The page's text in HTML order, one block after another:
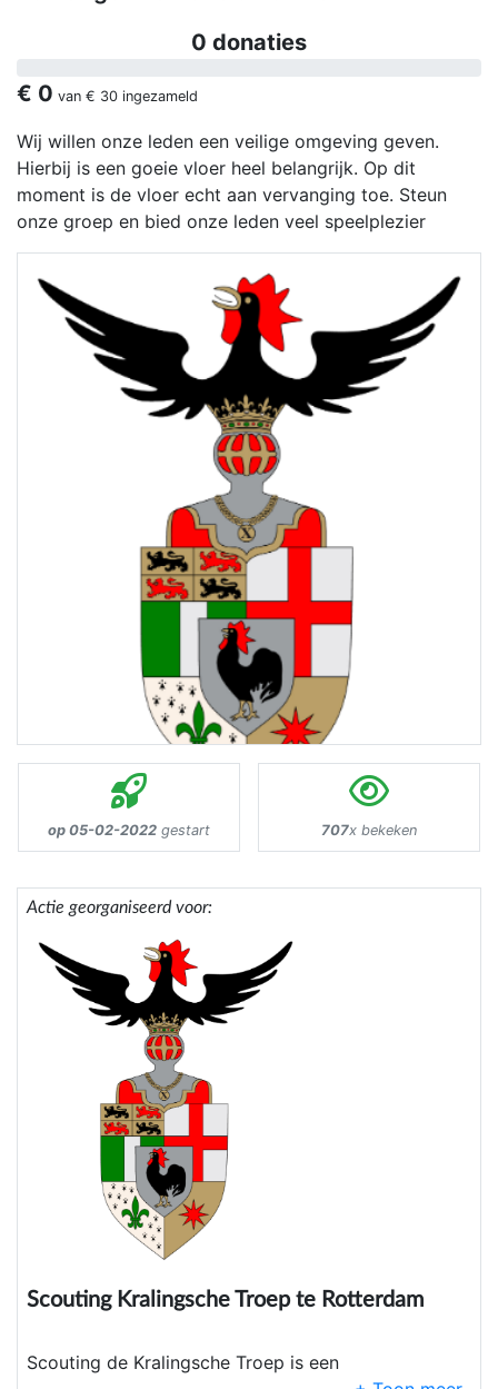
0 donaties
€ 0 van € 30 ingezameld
Wij willen onze leden een veilige omgeving geven.
Hierbij is een goeie vloer heel belangrijk. Op dit
moment is de vloer echt aan vervanging toe. Steun
onze groep en bied onze leden veel speelplezier
op 05-02-2022 gestart 707x bekeken
Actie georganiseerd voor:
Scouting Kralingsche Troep te Rotterdam
Scouting de Kralingsche Troep is een